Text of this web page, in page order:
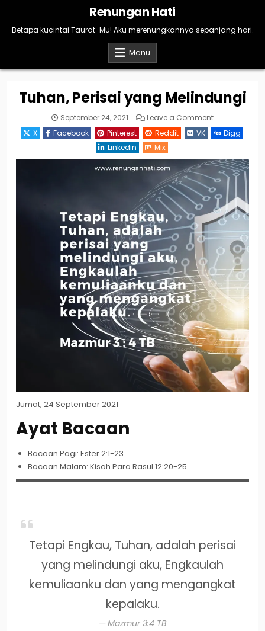
content
Renungan Hati
Betapa kucintai Taurat-Mu! Aku merenungkannya sepanjang hari.
Menu
Tuhan, Perisai yang Melindungi
September 24, 2021 Leave a Commenton
Perisai
yang
X Facebook Pinterest Reddit VK
Digg
Linkedin
Mix
Jumat, 24 September 2021
Ayat Bacaan
Bacaan Pagi: Ester 2:1-23
Bacaan Malam: Kisah Para Rasul 12:20-25
Tetapi Engkau, Tuhan, adalah perisai
yang melindungi aku, Engkaulah
kemuliaanku dan yang mengangkat
kepalaku.
Mazmur 3:4 TB